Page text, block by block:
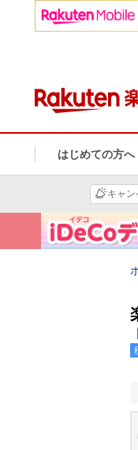
はじめての方へ
キャン